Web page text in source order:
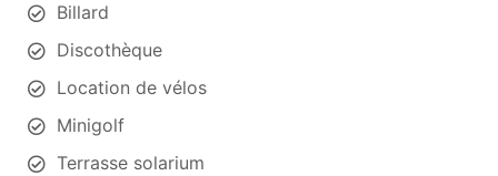
Billard
Discothèque
Location de vélos
Minigolf
Terrasse solarium